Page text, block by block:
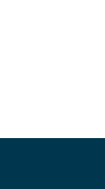
ス
ン